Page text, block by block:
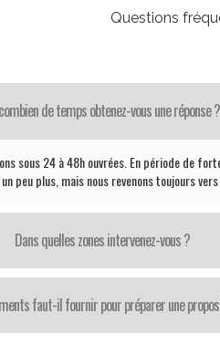
Questions
de temps obtenez-vous une réponse ?
sous 24 à 48h ouvrées. En période de
peu plus, mais nous revenons toujours vers
Dans quelles zones intervenez-vous ?
faut-il fournir pour préparer une